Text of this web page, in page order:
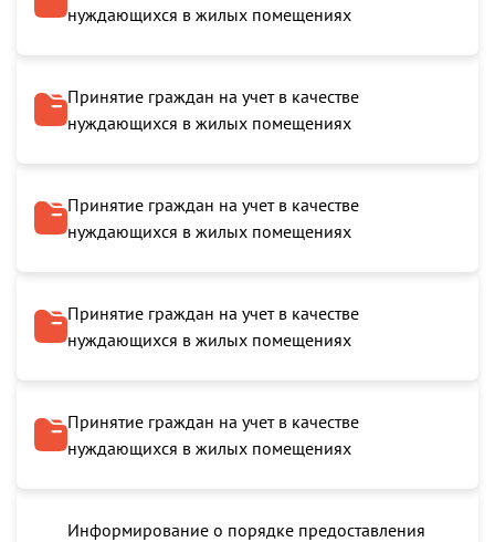
нуждающихся в жилых помещениях
Принятие граждан на учет в качестве
нуждающихся в жилых помещениях
Принятие граждан на учет в качестве
нуждающихся в жилых помещениях
Принятие граждан на учет в качестве
нуждающихся в жилых помещениях
Принятие граждан на учет в качестве
нуждающихся в жилых помещениях
Информирование о порядке предоставления